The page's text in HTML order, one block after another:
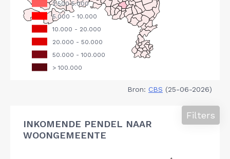
Bron: CBS (25-06-2026)
INKOMENDE PENDEL NAAR
WOONGEMEENTE
Filters